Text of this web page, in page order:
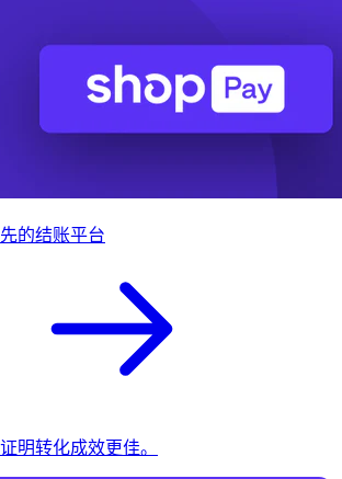
的结账平台
明转化成效更佳。